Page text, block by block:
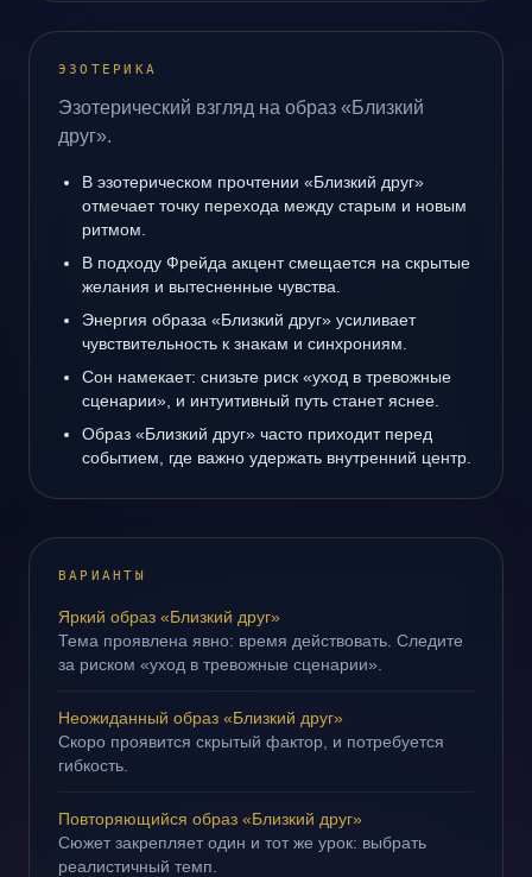
ЭЗОТЕРИКА
Эзотерический взгляд на образ «Близкий
друг».
В эзотерическом прочтении «Близкий друг»
отмечает точку перехода между старым и новым
ритмом.
В подходу Фрейда акцент смещается на скрытые
желания и вытесненные чувства.
Энергия образа «Близкий друг» усиливает
чувствительность к знакам и синхрониям.
Сон намекает: снизьте риск «уход в тревожные
сценарии», и интуитивный путь станет яснее.
Образ «Близкий друг» часто приходит перед
событием, где важно удержать внутренний центр.
ВАРИАНТЫ
Яркий образ «Близкий друг»
Тема проявлена явно: время действовать. Следите
за риском «уход в тревожные сценарии».
Неожиданный образ «Близкий друг»
Скоро проявится скрытый фактор, и потребуется
гибкость.
Повторяющийся образ «Близкий друг»
Сюжет закрепляет один и тот же урок: выбрать
реалистичный темп.